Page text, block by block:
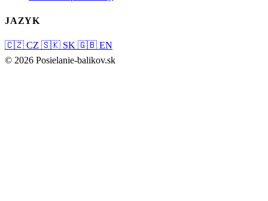
JAZYK
🇨🇿 CZ 🇸🇰 SK 🇬🇧 EN
© 2026 Posielanie-balikov.sk